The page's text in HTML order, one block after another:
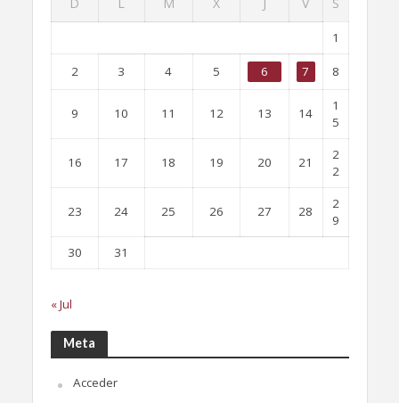
1
2 3 4 5 6 7 8
9 10 11 12 13 14
1
5
16 17 18 19 20 21
2
2
23 24 25 26 27 28
2
9
30
31
« Jul
Meta
Acceder